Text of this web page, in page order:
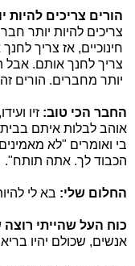
הורים צריכים להיות
צריכים להיות יותר
חינוכיים, אז צריך
צריך לחנך אותם. אבל
יותר מחברים. הורים
החבר הכי טוב: זיו
אוהב לבלות איתם
בי ואומרים "לא
הכבוד לך. אתה תותח".
החלום שלי: בא לי
כוח העל שהייתי רוצה
אנשים, שכולם יהיו